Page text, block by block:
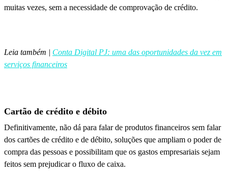
muitas vezes, sem a necessidade de comprovação de crédito.
Leia também | Conta Digital PJ: uma das oportunidades da vez em
serviços financeiros
Cartão de crédito e débito
Definitivamente, não dá para falar de produtos financeiros sem falar
dos cartões de crédito e de débito, soluções que ampliam o poder de
compra das pessoas e possibilitam que os gastos empresariais sejam
feitos sem prejudicar o fluxo de caixa.